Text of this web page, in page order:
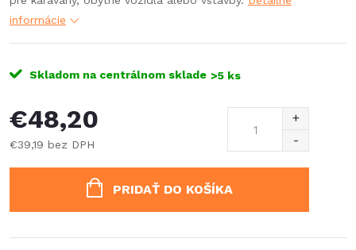
informácie
Skladom na centrálnom sklade >5 ks
€48,20
€39,19 bez DPH
PRIDAŤ DO KOŠÍKA